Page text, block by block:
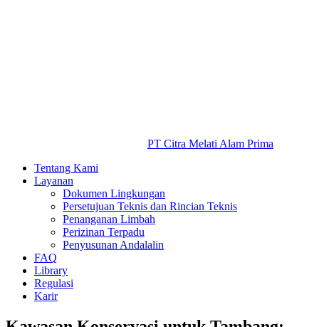
PT Citra Melati Alam Prima
Tentang Kami
Layanan
Dokumen Lingkungan
Persetujuan Teknis dan Rincian Teknis
Penanganan Limbah
Perizinan Terpadu
Penyusunan Andalalin
FAQ
Library
Regulasi
Karir